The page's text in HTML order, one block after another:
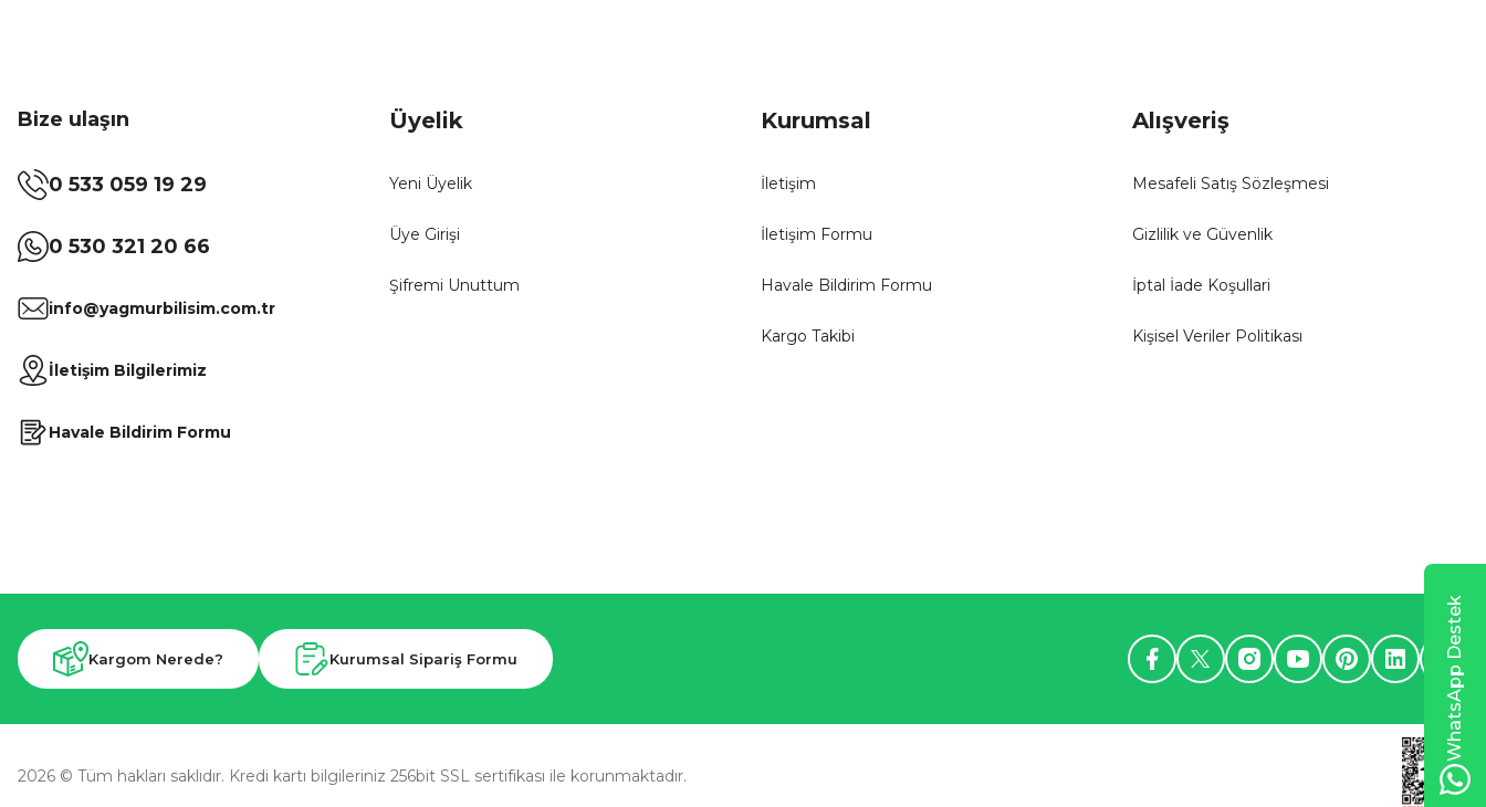
Bize ulaşın
0 533 059 19 29
0 530 321 20 66
info@yagmurbilisim.com.tr
İletişim Bilgilerimiz
Havale Bildirim Formu
Üyelik
Yeni Üyelik
Üye Girişi
Şifremi Unuttum
Kurumsal
İletişim
İletişim Formu
Havale Bildirim Formu
Kargo Takibi
Alışveriş
Mesafeli Satış Sözleşmesi
Gizlilik ve Güvenlik
İptal İade Koşullari
Kişisel Veriler Politikası
Kargom Nerede? Kurumsal Sipariş Formu
2026 © Tüm hakları saklıdır. Kredi kartı bilgileriniz 256bit SSL sertifikası ile korunmaktadır.
WhatsApp Destek